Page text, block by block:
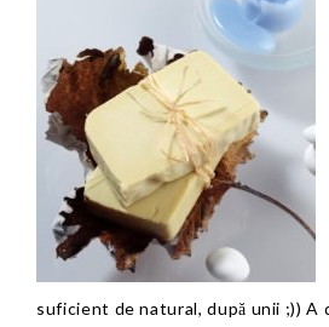
suficient de natural, după unii ;)) A